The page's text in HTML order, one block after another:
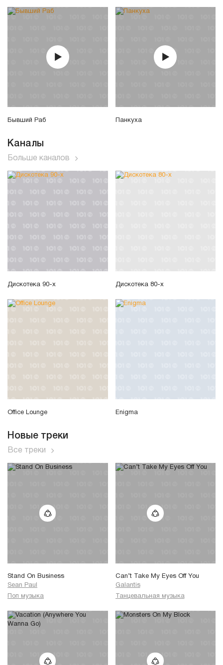
Бывший Раб Панкуха
Каналы
Больше каналов
Дискотека 90-х Дискотека 80-х
Office Lounge Enigma
Новые треки
Все треки
Stand On Business
Sean Paul
Поп музыка
Can’t Take My Eyes Off You
Galantis
Танцевальная музыка